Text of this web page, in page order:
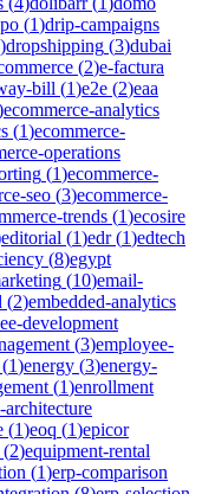
(1)drip-campaigns
)dropshipping (3)dubai
(2)e-factura
bill (1)e2e (2)eaa
ecommerce-analytics
(1)ecommerce-
operations
(1)ecommerce-
seo (3)ecommerce-
trends (1)ecosire
editorial (1)edr(1)edtech
(8)egypt
(10)email-
(2)embedded-analytics
development
(3)employee-
(1)energy (3)energy-
(1)enrollment
architecture
(1)eoq (1)epicor
(2)equipment-rental
(1)erp-comparison